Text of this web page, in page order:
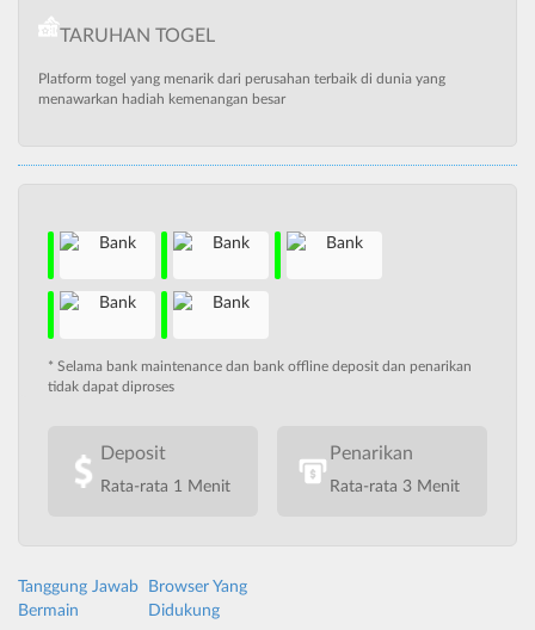
TARUHAN TOGEL
Platform togel yang menarik dari perusahan terbaik di dunia yang
menawarkan hadiah kemenangan besar
* Selama bank maintenance dan bank offline deposit dan penarikan
tidak dapat diproses
Deposit
Rata-rata 1 Menit
Penarikan
Rata-rata 3 Menit
Tanggung Jawab
Bermain
Browser Yang
Didukung